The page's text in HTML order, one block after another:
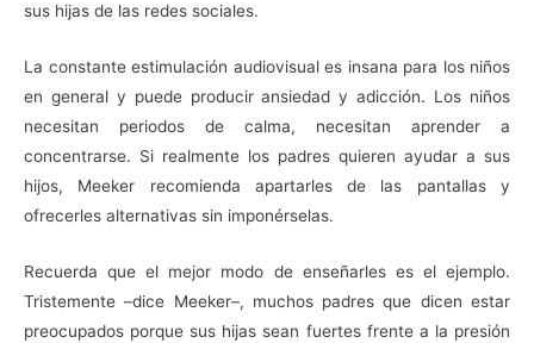
sus hijas de las redes sociales.
La constante estimulación audiovisual es insana para los niños
en general y puede producir ansiedad y adicción. Los niños
necesitan periodos de calma, necesitan aprender a
concentrarse. Si realmente los padres quieren ayudar a sus
hijos, Meeker recomienda apartarles de las pantallas y
ofrecerles alternativas sin imponérselas.
Recuerda que el mejor modo de enseñarles es el ejemplo.
Tristemente –dice Meeker–, muchos padres que dicen estar
preocupados porque sus hijas sean fuertes frente a la presión